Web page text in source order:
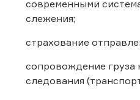
современными
слежения;
страхование
сопровождение груза
следования